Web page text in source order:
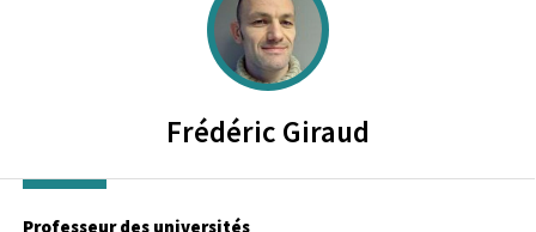
Frédéric Giraud
Professeur des universités